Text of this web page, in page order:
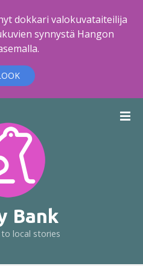
dokkari valokuvataiteilija
synnystä Hangon
Bank
local stories